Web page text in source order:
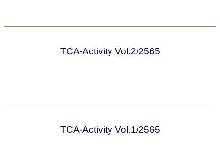
TCA-Activity Vol.2/2565
TCA-Activity Vol.1/2565